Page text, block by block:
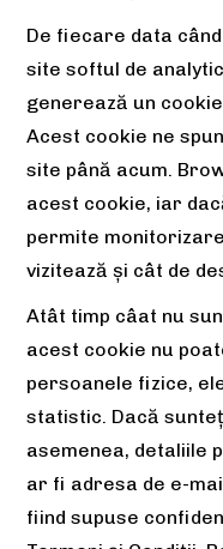
De fiecare data
site softul de
generează un
Acest cookie ne
site până acum.
acest cookie, iar
permite
vizitează și cât de
Atât timp câat nu
acest cookie nu
persoanele fizice,
statistic. Dacă
asemenea, detaliile
ar fi adresa de e-
fiind supuse